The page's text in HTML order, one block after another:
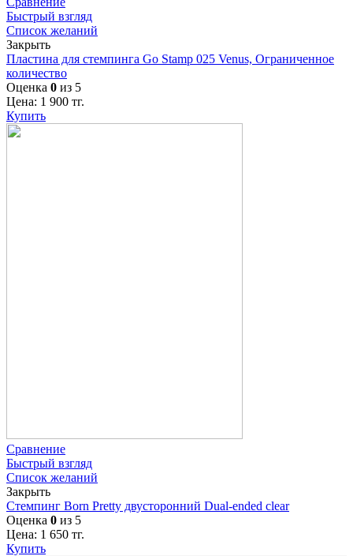
Быстрый взгляд
Список желаний
Закрыть
Пластина для стемпинга Go Stamp 025 Venus, Ограниченное
количество
Оценка 0 из 5
Цена: 1 900 тг.
Купить
Сравнение
Быстрый взгляд
Список желаний
Закрыть
Стемпинг Born Pretty двусторонний Dual-ended clear
Оценка 0 из 5
Цена: 1 650 тг.
Купить